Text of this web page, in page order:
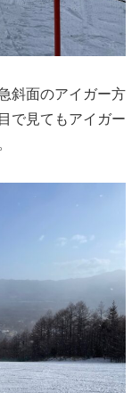
斜面のアイガー方
で見てもアイガー